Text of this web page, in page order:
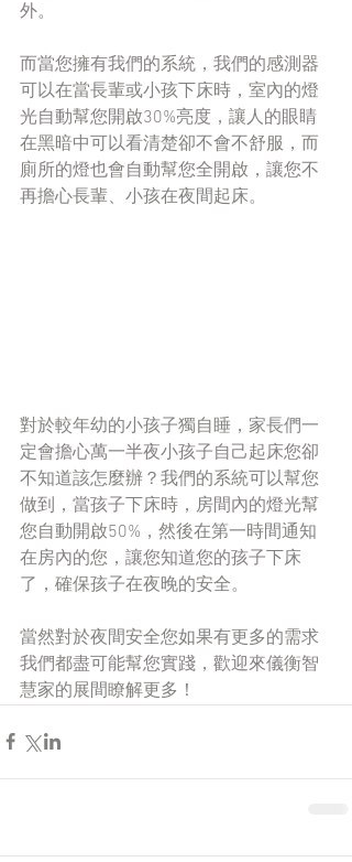
外。
而當您擁有我們的系統，我們的感測器
可以在當長輩或小孩下床時，室內的燈
光自動幫您開啟30%亮度，讓人的眼睛
在黑暗中可以看清楚卻不會不舒服，而
廁所的燈也會自動幫您全開啟，讓您不
再擔心長輩、小孩在夜間起床。
對於較年幼的小孩子獨自睡，家長們一
定會擔心萬一半夜小孩子自己起床您卻
不知道該怎麼辦？我們的系統可以幫您
做到，當孩子下床時，房間內的燈光幫
您自動開啟50%，然後在第一時間通知
在房內的您，讓您知道您的孩子下床
了，確保孩子在夜晚的安全。
當然對於夜間安全您如果有更多的需求
我們都盡可能幫您實踐，歡迎來儀衡智
慧家的展間瞭解更多！